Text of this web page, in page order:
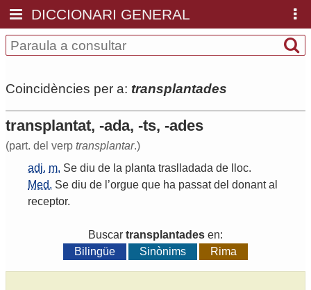
DICCIONARI GENERAL
Coincidències per a: transplantades
transplantat, -ada, -ts, -ades
(part. del verp transplantar.)
adj. m. Se diu de la planta traslladada de lloc.
Med. Se diu de ’orgue que ha passat del donant al
receptor.
Buscar transplantades en:
Bilingüe
Sinònims Rima